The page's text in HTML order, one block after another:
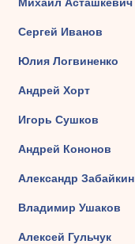
Сергей Иванов
Юлия Логвиненко
Андрей Хорт
Игорь Сушков
Андрей Кононов
Александр Забайкин
Владимир Ушаков
Алексей Гульчук